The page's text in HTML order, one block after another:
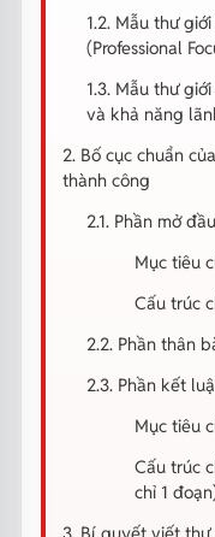
1.2. Mẫu thư
(Professional
1.3. Mẫu thư
và khả năng
2. Bố cục chuẩn
thành công
2.1. Phần mở đầu
Mục tiêu
Cấu trúc
2.2. Phần thân
2.3. Phần kết
Mục tiêu
Cấu trúc
chỉ 1
3. Bí quyết viết thư